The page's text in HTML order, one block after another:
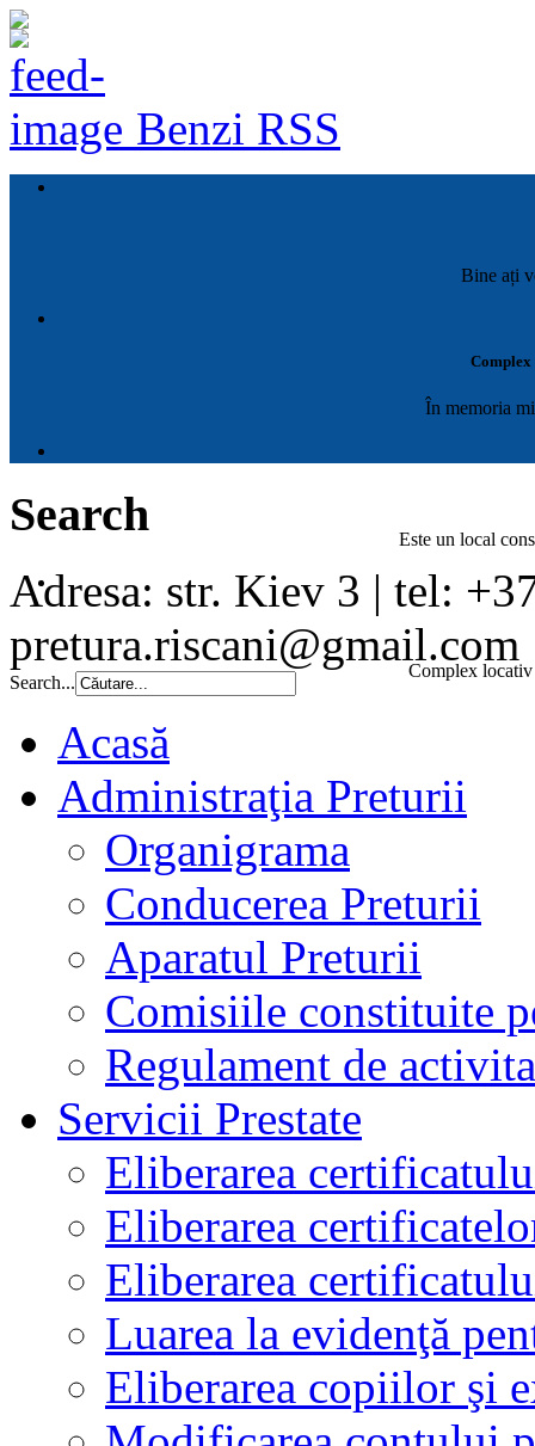
Benzi RSS
Bine ați
În memoria
Este un local
Complex
Search
Adresa: str. Kiev 3 | tel:
pretura.riscani@gmail.com
Search...
Acasă
Administraţia Preturii
Organigrama
Conducerea Preturii
Aparatul Preturii
Comisiile constituite
Regulament de
Servicii Prestate
Eliberarea
Eliberarea
Eliberarea
Luarea la evidenţă
Eliberarea copiilor şi